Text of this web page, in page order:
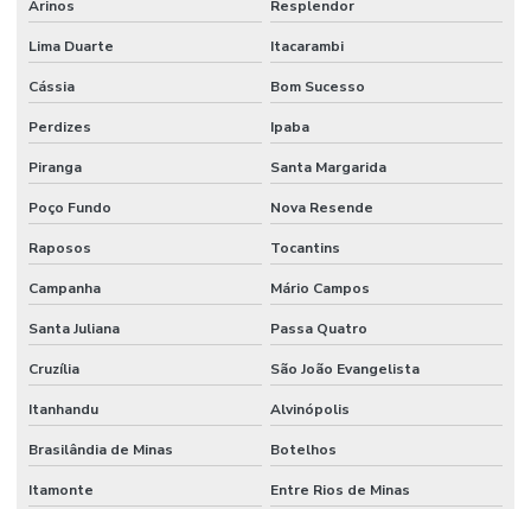
Arinos Resplendor
Lima Duarte Itacarambi
Cássia Bom Sucesso
Perdizes Ipaba
Piranga Santa Margarida
Poço Fundo Nova Resende
Raposos Tocantins
Campanha Mário Campos
Santa Juliana Passa Quatro
Cruzília São João Evangelista
Itanhandu Alvinópolis
Brasilândia de Minas Botelhos
Itamonte Entre Rios de Minas